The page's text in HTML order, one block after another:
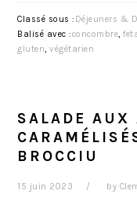
Classé sous : Déjeuners &
Balisé avec :concombre,
gluten,végétarien
SALADE AUX
BROCCIU
15 juin 2023 by